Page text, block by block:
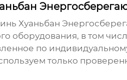
Хуаньбан
оборудования, в том
по
только